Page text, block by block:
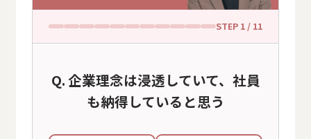
STEP 1/ 11
企業理念は浸透していて、社員
も納得していると思う